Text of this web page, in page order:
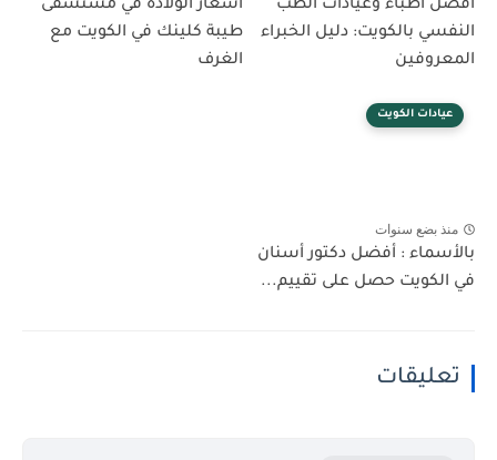
أفضل أطباء وعيادات الطب
النفسي بالكويت: دليل الخبراء
المعروفين
أسعار الولادة في مستشفى
طيبة كلينك في الكويت مع
الغرف
عيادات الكويت
منذ بضع سنوات
بالأسماء : أفضل دكتور أسنان
في الكويت حصل على تقييم...
تعليقات